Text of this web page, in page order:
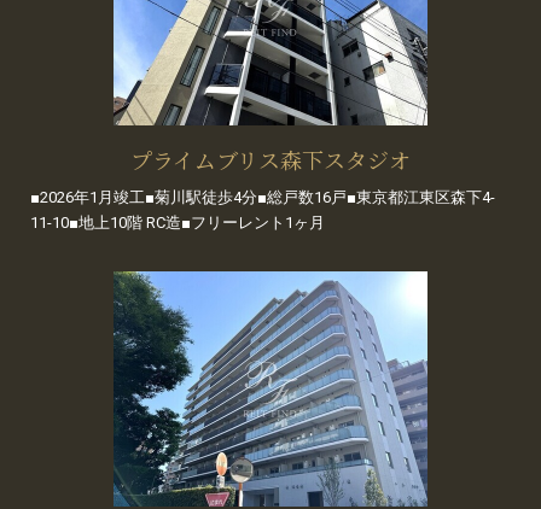
プライムブリス森下スタジオ
■2026年1月竣工■菊川駅徒歩4分■総戸数16戸■東京都江東区森下4-
11-10■地上10階 RC造■フリーレント1ヶ月